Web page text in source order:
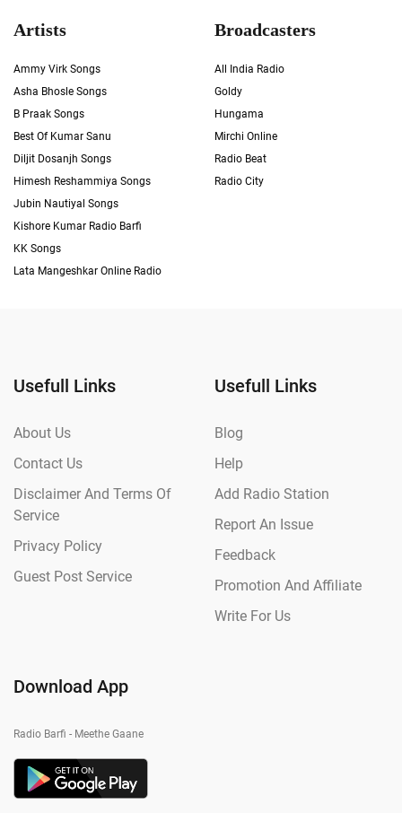
Artists
Ammy Virk Songs
Asha Bhosle Songs
B Praak Songs
Best Of Kumar Sanu
Diljit Dosanjh Songs
Himesh Reshammiya Songs
Jubin Nautiyal Songs
Kishore Kumar Radio Barfi
KK Songs
Lata Mangeshkar Online Radio
Broadcasters
All India Radio
Goldy
Hungama
Mirchi Online
Radio Beat
Radio City
Usefull Links
About Us
Contact Us
Disclaimer And Terms Of
Service
Privacy Policy
Guest Post Service
Usefull Links
Blog
Help
Add Radio Station
Report An Issue
Feedback
Promotion And Affiliate
Write For Us
Download App
Radio Barfi - Meethe Gaane